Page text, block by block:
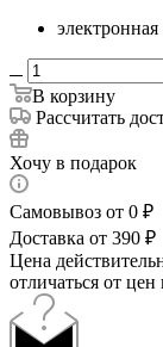
электронная
В корзину
Рассчитать
Хочу в подарок
Самовывоз от 0 ₽
Доставка от 390 ₽
Цена
отличаться от